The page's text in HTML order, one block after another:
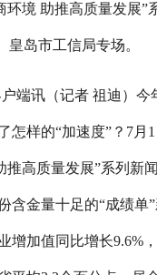
环境 助推高质量发展”
皇岛市工信局专场。
讯（记者 祖迪）今
怎样的“加速度”？7月
推高质量发展”系列新
含金量十足的“成绩单
增加值同比增长9.6%